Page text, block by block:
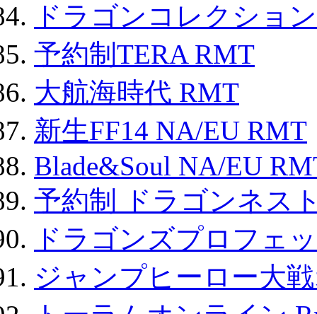
ドラゴンコレクショ
予約制TERA RMT
大航海時代 RMT
新生FF14 NA/EU RMT
Blade&Soul NA/EU
予約制 ドラゴンネス
ドラゴンズプロフェ
ジャンプヒーロー大